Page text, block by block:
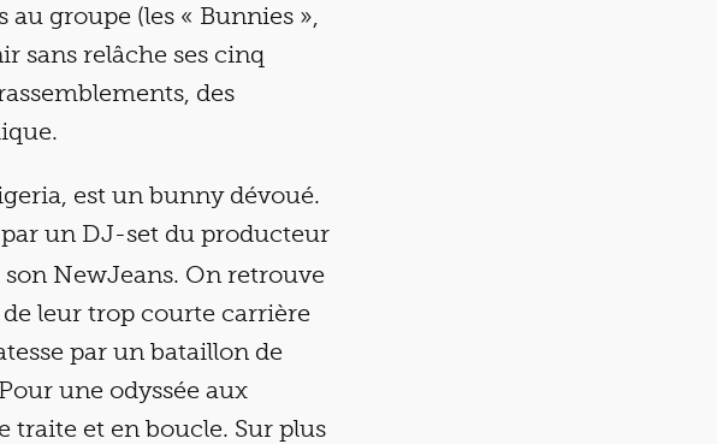
groupe (les « Bunnies »,
sans relâche ses cinq
des
est un bunny dévoué.
un DJ-set du producteur
NewJeans. On retrouve
leur trop courte carrière
par un bataillon de
une odyssée aux
traite et en boucle. Sur plus